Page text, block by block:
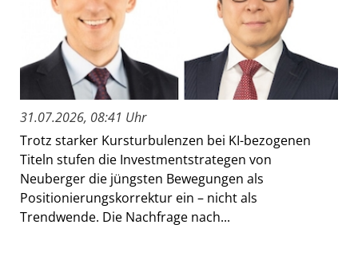
31.07.2026, 08:41 Uhr
Trotz starker Kursturbulenzen bei KI-bezogenen
Titeln stufen die Investmentstrategen von
Neuberger die jüngsten Bewegungen als
Positionierungskorrektur ein – nicht als
Trendwende. Die Nachfrage nach...